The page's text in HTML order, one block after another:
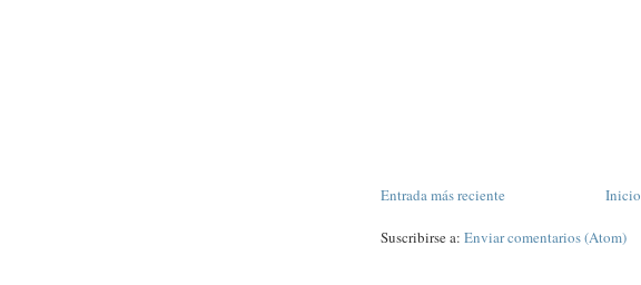
Entrada más reciente Inicio
Suscribirse a: Enviar comentarios (Atom)